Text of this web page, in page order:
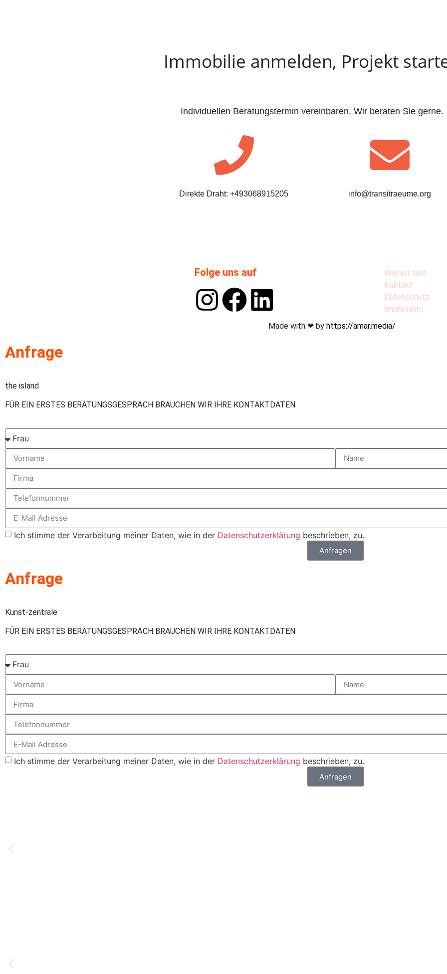
Immobilie anmelden, Projekt
Individuellen Beratungstermin vereinbaren. Wir beraten Sie gerne.
Direkte Draht: +493068915205 info@transitraeume.org
Folge uns auf
Wer wir sind
Kontakt
Datenschutz
Impressum
Made with ❤︎ by https://amar.media/
Anfrage
the island
FÜR EIN ERSTES BERATUNGSGESPRÄCH BRAUCHEN WIR IHRE KONTAKTDATEN
Ich stimme der Verarbeitung meiner Daten, wie in der Datenschutzerklärung beschrieben, zu.
Anfragen
Anfrage
Kunst-zentrale
FÜR EIN ERSTES BERATUNGSGESPRÄCH BRAUCHEN WIR IHRE KONTAKTDATEN
Ich stimme der Verarbeitung meiner Daten, wie in der Datenschutzerklärung beschrieben, zu.
Anfragen